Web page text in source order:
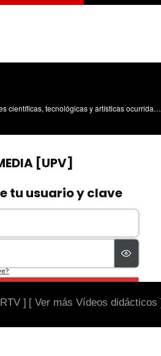
Divulgación de las actividades científicas, tecnológicas y artísticas ocurridas en los tres campus de la UPV
] [ Ver más Vídeos didácticos